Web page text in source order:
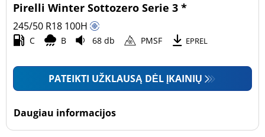
Pirelli Winter Sottozero Serie 3 *
245/50 R18 100H
C B 68 db PMSF EPREL
PATEIKTI UŽKLAUSĄ DĖL ĮKAINIŲ
Daugiau informacijos